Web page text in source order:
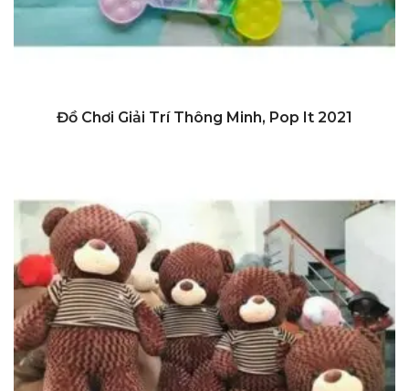
Đồ Chơi Giải Trí Thông Minh, Pop It 2021